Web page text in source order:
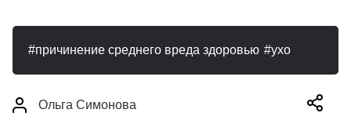
причинение среднего вреда здоровью ухо
Ольга Симонова